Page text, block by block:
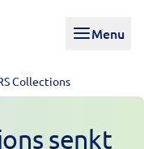
Menu
Collections
senkt